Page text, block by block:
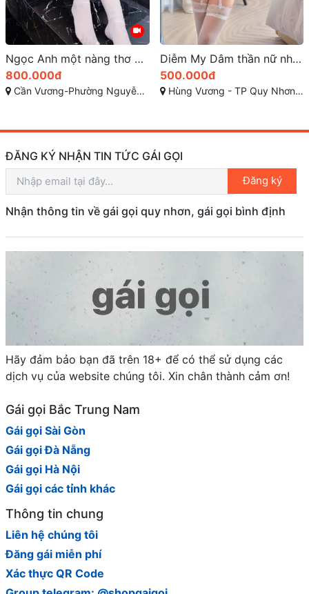
Diễm My Dâm thần nữ nhi đa tình nhất Quy Nhơn
500.000đ
Hùng Vương - TP Quy Nhơn - Bình Định
Quỳnh My – Vú To Body Sexy Rực Lửa, Ngọt Ngào Dễ Thương Tại TP Quy Nhơn
800.000đ
Ngô Gia Tự, Phường Nguyễn Văn Cừ, Thành phố Quy Nhơn, Tỉnh Bình Định
ĐĂNG KÝ NHẬN TIN TỨC GÁI GỌI
Đăng ký
Nhận thông tin về gái gọi quy nhơn, gái gọi bình định
Hãy đảm bảo bạn đã trên 18+ để có thể sử dụng các
dịch vụ của website chúng tôi. Xin chân thành cảm ơn!
Gái gọi Bắc Trung Nam
Gái gọi Sài Gòn
Gái gọi Đà Nẵng
Gái gọi Hà Nội
Gái gọi các tỉnh khác
Thông tin chung
Liên hệ chúng tôi
Đăng gái miễn phí
Xác thực QR Code